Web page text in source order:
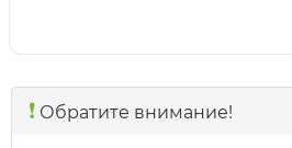
❗️ Обратите внимание!